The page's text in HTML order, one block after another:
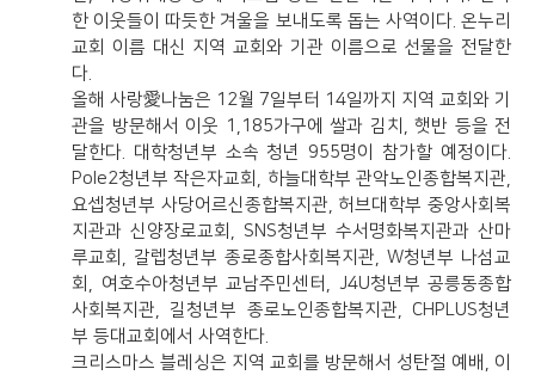
한 이웃들이 따듯한 겨울을 보내도록 돕는 사역이다. 온누리
교회 이름 대신 지역 교회와 기관 이름으로 선물을 전달한
다.
올해 사랑愛나눔은 12월 7일부터 14일까지 지역 교회와 기
관을 방문해서 이웃 1,185가구에 쌀과 김치, 햇반 등을 전
달한다. 대학청년부 소속 청년 955명이 참가할 예정이다.
Pole2청년부 작은자교회, 하늘대학부 관악노인종합복지관,
요셉청년부 사당어르신종합복지관, 허브대학부 중앙사회복
지관과 신양장로교회, SNS청년부 수서명화복지관과 산마
루교회, 갈렙청년부 종로종합사회복지관, W청년부 나섬교
회, 여호수아청년부 교남주민센터, J4U청년부 공릉동종합
사회복지관, 길청년부 종로노인종합복지관, CHPLUS청년
부 등대교회에서 사역한다.
크리스마스 블레싱은 지역 교회를 방문해서 성탄절 예배, 이